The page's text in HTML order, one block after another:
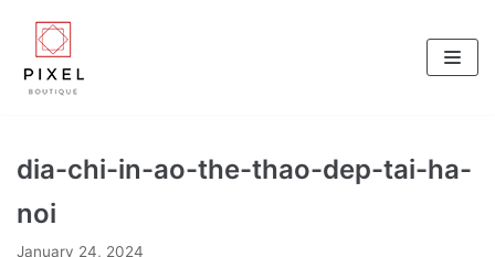
Skip
to
content
dia-chi-in-ao-the-thao-dep-tai-ha-
noi
January 24, 2024